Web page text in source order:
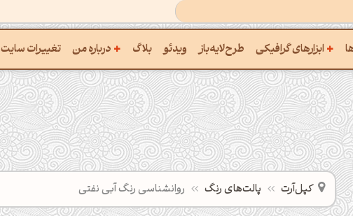
+ ابزارهای گرافیکی
ساخت پالت از تصویر
ترکیب رنگ‌ها باهم
یافتن نام رنگ با کد Hex
استخراج کد رنگ از عکس
ساخت پالت رنگ با هوش‌مصنوعی
طرح‌لایه‌باز ویدئو بلاگ + درباره من
درباره‌من
سفارش پروژه
تماس با ‌من
سوالات متداول‌‌
تغییرات سایت
کپل‌آرت پالت‌های رنگ روانشناسی رنگ آبی نفتی